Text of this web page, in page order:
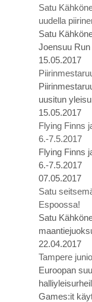
Satu
uudella
Satu
Joensuu
15.05.2017
uusitun
15.05.2017
Flying Finns
6.-7.5.2017
Flying Finns
6.-7.5.2017
07.05.2017
Satu
Espoossa!
Satu
22.04.2017
Tampere
Euroopan
Games:it